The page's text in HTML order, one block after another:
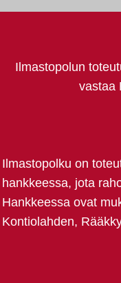
Ilmastopolun
vastaa
Ilmastopolku on
hankkeessa, jota
Hankkeessa ovat
Kontiolahden,